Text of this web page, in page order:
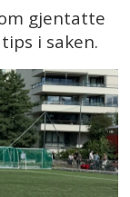
gjentatte
i saken.